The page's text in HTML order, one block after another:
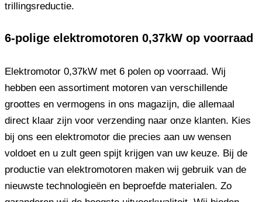
trillingsreductie.
6-polige elektromotoren 0,37kW op voorraad
Elektromotor 0,37kW met 6 polen op voorraad. Wij
hebben een assortiment motoren van verschillende
groottes en vermogens in ons magazijn, die allemaal
direct klaar zijn voor verzending naar onze klanten. Kies
bij ons een elektromotor die precies aan uw wensen
voldoet en u zult geen spijt krijgen van uw keuze. Bij de
productie van elektromotoren maken wij gebruik van de
nieuwste technologieën en beproefde materialen. Zo